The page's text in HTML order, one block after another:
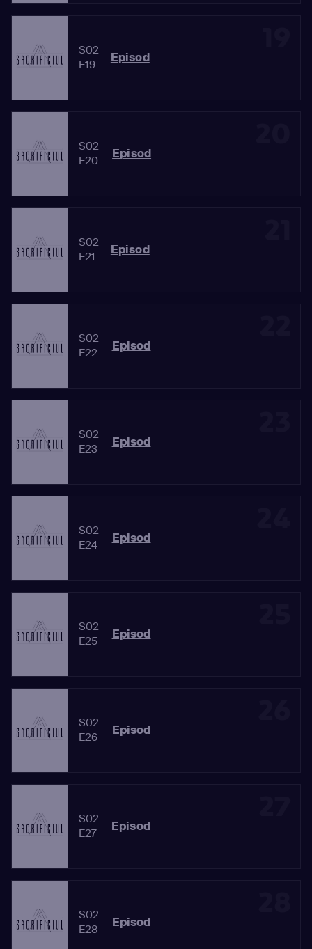
S02
E19
Episod
S02
E20
Episod
S02
E21
Episod
S02
E22
Episod
S02
E23
Episod
S02
E24
Episod
S02
E25
Episod
S02
E26
Episod
S02
E27
Episod
S02
E28
Episod